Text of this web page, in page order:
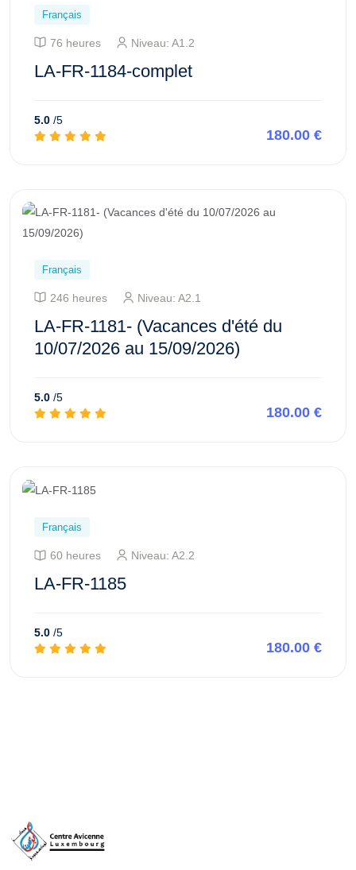
Français
76 heures Niveau: A1.2
LA-FR-1184-complet
5.0 /5
180.00 €
Français
246 heures Niveau: A2.1
LA-FR-1181- (Vacances d'été du
10/07/2026 au 15/09/2026)
5.0 /5
180.00 €
Français
60 heures Niveau: A2.2
LA-FR-1185
5.0 /5
180.00 €